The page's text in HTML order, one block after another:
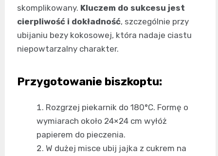
skomplikowany. Kluczem do sukcesu jest
cierpliwość i dokładność, szczególnie przy
ubijaniu bezy kokosowej, która nadaje ciastu
niepowtarzalny charakter.
Przygotowanie biszkoptu:
Rozgrzej piekarnik do 180°C. Formę o
wymiarach około 24×24 cm wyłóż
papierem do pieczenia.
W dużej misce ubij jajka z cukrem na